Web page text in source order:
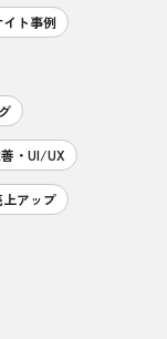
イト事例
・UI/UX
上アップ